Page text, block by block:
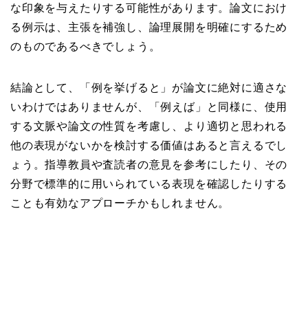
な印象を与えたりする可能性があります。論文におけ
る例示は、主張を補強し、論理展開を明確にするため
のものであるべきでしょう。
結論として、「例を挙げると」が論文に絶対に適さな
いわけではありませんが、「例えば」と同様に、使用
する文脈や論文の性質を考慮し、より適切と思われる
他の表現がないかを検討する価値はあると言えるでし
ょう。指導教員や査読者の意見を参考にしたり、その
分野で標準的に用いられている表現を確認したりする
ことも有効なアプローチかもしれません。